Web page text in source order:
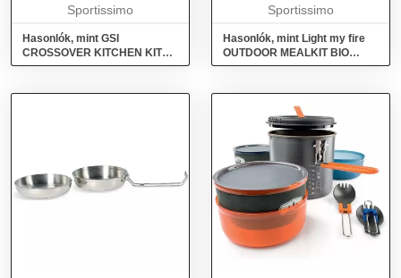
Sportissimo
Hasonlók, mint GSI
CROSSOVER KITCHEN KIT
Kemping konyha, mix, méret
Sportissimo
Hasonlók, mint Light my fire
OUTDOOR MEALKIT BIO
Étkészlet, rózsaszín, méret